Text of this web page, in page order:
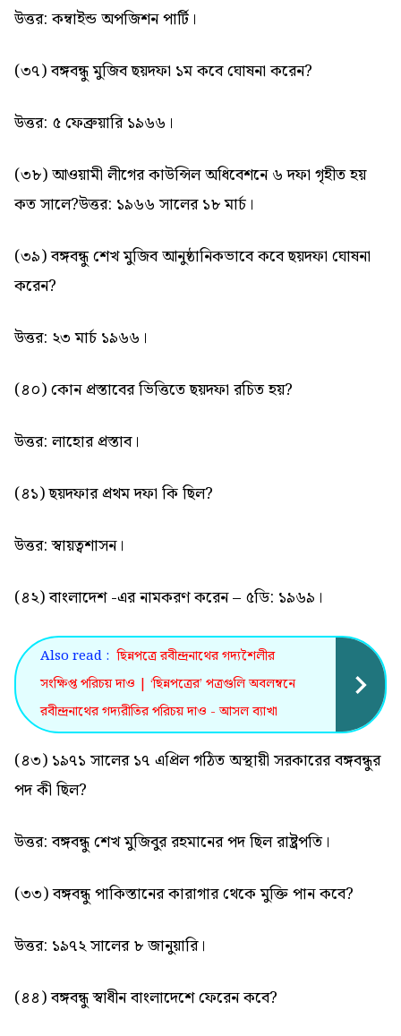
উত্তর: কম্বাইন্ড অপজিশন পার্টি।
(৩৭) বঙ্গবন্ধু মুজিব ছয়দফা ১ম কবে ঘোষনা করেন?
উত্তর: ৫ ফেব্রুয়ারি ১৯৬৬।
(৩৮) আওয়ামী লীগের কাউন্সিল অধিবেশনে ৬ দফা গৃহীত হয়
কত সালে?উত্তর: ১৯৬৬ সালের ১৮ মার্চ।
(৩৯) বঙ্গবন্ধু শেখ মুজিব আনুষ্ঠানিকভাবে কবে ছয়দফা ঘোষনা
করেন?
উত্তর: ২৩ মার্চ ১৯৬৬।
(৪০) কোন প্রস্তাবের ভিত্তিতে ছয়দফা রচিত হয়?
উত্তর: লাহোর প্রস্তাব।
(৪১) ছয়দফার প্রথম দফা কি ছিল?
উত্তর: স্বায়ত্বশাসন।
(৪২) বাংলাদেশ -এর নামকরণ করেন – ৫ডি: ১৯৬৯।
Also read : ছিন্নপত্রে রবীন্দ্রনাথের গদ্যশৈলীর
সংক্ষিপ্ত পরিচয় দাও | ‘ছিন্নপত্রের’ পত্রগুলি অবলম্বনে
রবীন্দ্রনাথের গদ্যরীতির পরিচয় দাও - আসল ব্যাখা
(৪৩) ১৯৭১ সালের ১৭ এপ্রিল গঠিত অস্থায়ী সরকারের বঙ্গবন্ধুর
পদ কী ছিল?
উত্তর: বঙ্গবন্ধু শেখ মুজিবুর রহমানের পদ ছিল রাষ্ট্রপতি।
(৩৩) বঙ্গবন্ধু পাকিস্তানের কারাগার থেকে মুক্তি পান কবে?
উত্তর: ১৯৭২ সালের ৮ জানুয়ারি।
(৪৪) বঙ্গবন্ধু স্বাধীন বাংলাদেশে ফেরেন কবে?